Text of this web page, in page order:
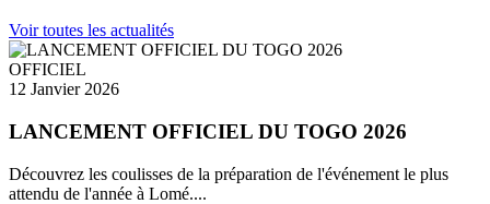
Voir toutes les actualités
OFFICIEL
12 Janvier 2026
LANCEMENT OFFICIEL DU TOGO 2026
Découvrez les coulisses de la préparation de l'événement le plus
attendu de l'année à Lomé....